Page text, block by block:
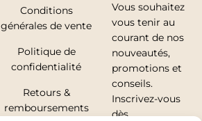
Conditions
générales de vente
Politique de
confidentialité
Retours &
remboursements
Vous souhaitez
vous tenir au
courant de nos
nouveautés,
promotions et
conseils.
Inscrivez-vous
dès